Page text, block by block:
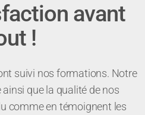
avant
!
suivi nos formations. Notre
que la qualité de nos
comme en témoignent les